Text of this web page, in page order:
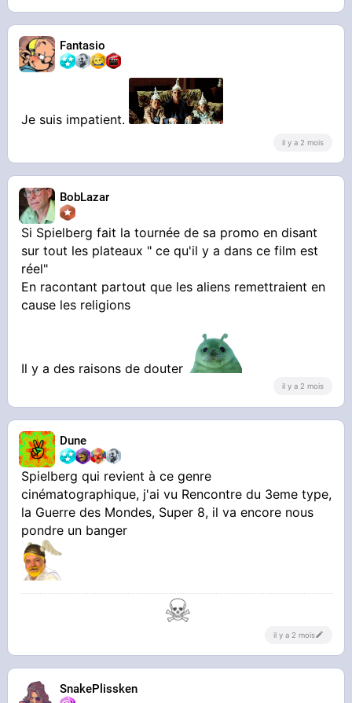
Fantasio
Je suis impatient.
il y a 2 mois
BobLazar
Si Spielberg fait la tournée de sa promo en disant
sur tout les plateaux " ce qu'il y a dans ce film est
réel"
En racontant partout que les aliens remettraient en
cause les religions
Il y a des raisons de douter
il y a 2 mois
Dune
Spielberg qui revient à ce genre
cinématographique, j'ai vu Rencontre du 3eme type,
la Guerre des Mondes, Super 8, il va encore nous
pondre un banger
il y a 2 mois
SnakePlissken